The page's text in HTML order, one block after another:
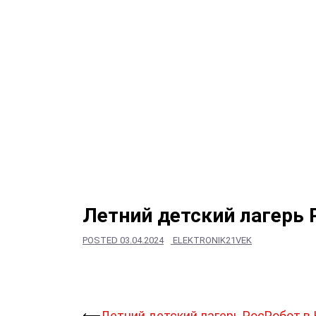
Летний детский лагерь
POSTED 03.04.2024 ELEKTRONIK21VEK